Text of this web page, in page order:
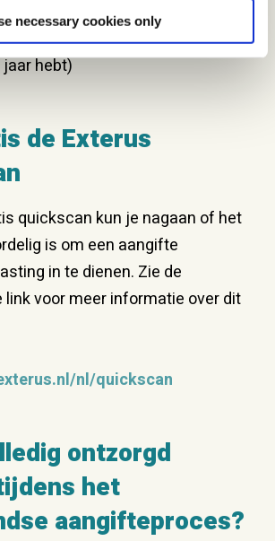
necessary cookies only
of alimentatieverplichtingen) en
(bijv. wanneer je kinderen
hebt)
de Exterus
quickscan kun je nagaan of het
is om een aangifte
in te dienen. Zie de
link voor meer informatie over dit
nl/quickscan
ontzorgd
het
aangifteproces?